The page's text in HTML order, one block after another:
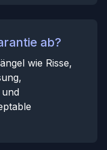
ab?
wie Risse,
und